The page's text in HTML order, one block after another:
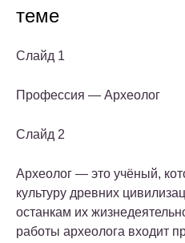
теме
Слайд 1
Профессия — Археолог
Слайд 2
Археолог — это учёный,
культуру древних
останкам их
работы археолога входит